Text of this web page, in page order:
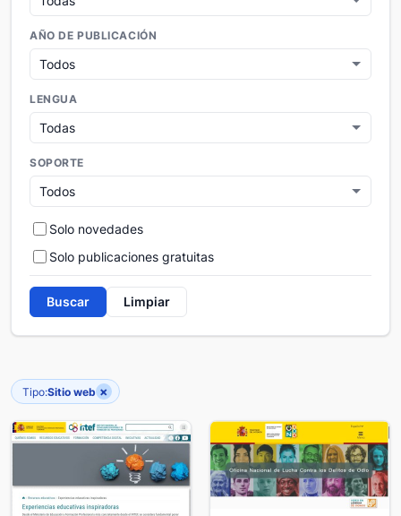
AÑO DE PUBLICACIÓN
LENGUA
SOPORTE
Solo novedades
Solo publicaciones gratuitas
Buscar Limpiar
Tipo:Sitio web ×